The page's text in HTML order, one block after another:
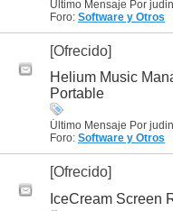
Último Mensaje Por
Foro: Software y Otros
[Ofrecido]
Helium Music
Portable
Último Mensaje Por
Foro: Software y Otros
[Ofrecido]
IceCream Screen